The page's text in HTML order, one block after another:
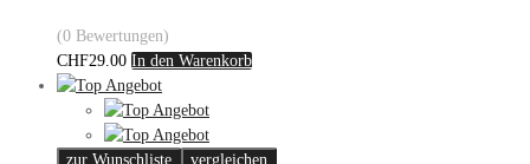
(0 Bewertungen)
CHF29.00 In den Warenkorb
zur Wunschliste
vergleichen